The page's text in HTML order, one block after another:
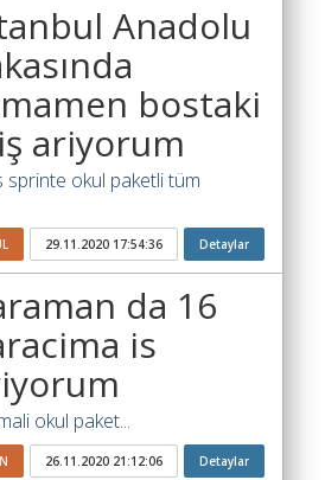
Anadolu
bostaki
ariyorum
sprinte okul paketli tüm
29.11.2020 17:54:36 Detaylar
da 16
is
okul paket...
26.11.2020 21:12:06 Detaylar